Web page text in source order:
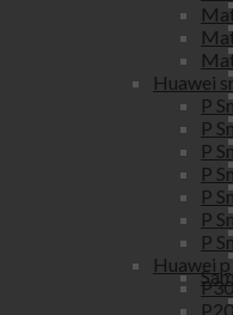
Huawei
P
P
P
P
P
P
P
Huawei p
P30
P20